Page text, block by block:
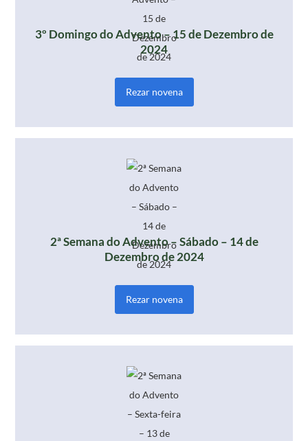
3º Domingo do Advento – 15 de Dezembro de
2024
Rezar novena
2ª Semana do Advento – Sábado – 14 de
Dezembro de 2024
Rezar novena